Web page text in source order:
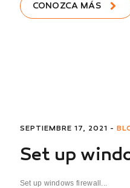
CONOZCA MÁS
SEPTIEMBRE 17, 2021 -
Set up
Set up windows firewall...